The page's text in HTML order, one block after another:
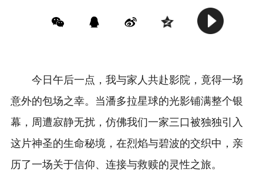
今日午后一点，我与家人共赴影院，竟得一场
意外的包场之幸。当潘多拉星球的光影铺满整个银
幕，周遭寂静无扰，仿佛我们一家三口被独独引入
这片神圣的生命秘境，在烈焰与碧波的交织中，亲
历了一场关于信仰、连接与救赎的灵性之旅。